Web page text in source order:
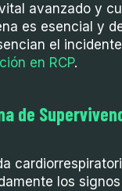
avanzado y
es esencial y
el
en RCP.
de
los